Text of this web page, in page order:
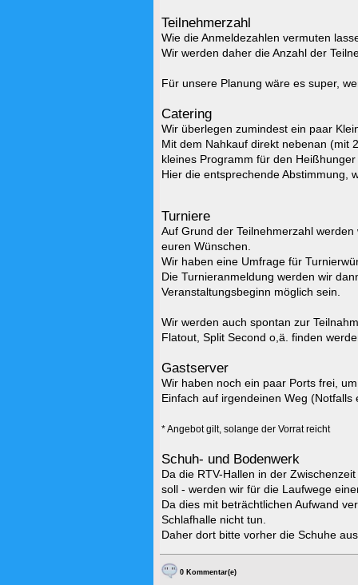
Teilnehmerzahl
Wie die Anmeldezahlen vermuten
Wir werden daher die Anzahl der
Für unsere Planung wäre es super,
Catering
Wir überlegen zumindest ein paar
Mit dem Nahkauf direkt nebenan (mit
kleines Programm für den
Hier die entsprechende Abstimmung,
Turniere
Auf Grund der Teilnehmerzahl
euren Wünschen.
Wir haben eine Umfrage für
Die Turnieranmeldung werden wir
Veranstaltungsbeginn möglich sein.
Wir werden auch spontan zur
Flatout, Split Second o,ä. finden
Gastserver
Wir haben noch ein paar Ports frei,
Einfach auf irgendeinen Weg
* Angebot gilt, solange der Vorrat reicht
Schuh- und Bodenwerk
Da die RTV-Hallen in der
soll - werden wir für die Laufwege
Da dies mit beträchtlichen Aufwand
Schlafhalle nicht tun.
Daher dort bitte vorher die Schuhe
0 Kommentar(e)